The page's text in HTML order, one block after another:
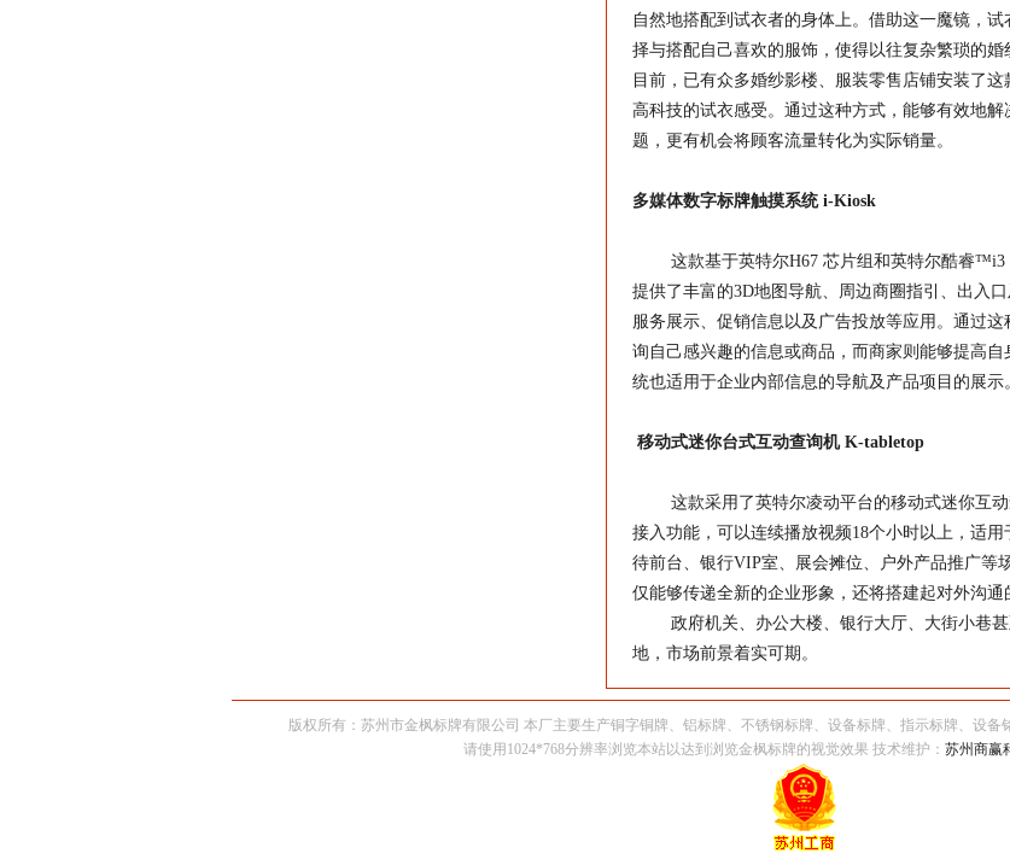
自然地搭配到试衣者的身体上。借助这一魔镜，
择与搭配自己喜欢的服饰，使得以往复杂繁琐的婚
目前，已有众多婚纱影楼、服装零售店铺安装了
高科技的试衣感受。通过这种方式，能够有效地
题，更有机会将顾客流量转化为实际销量。
多媒体数字标牌触摸系统 i-Kiosk
这款基于英特尔H67 芯片组和英特尔酷睿™i3
提供了丰富的3D地图导航、周边商圈指引、出入
服务展示、促销信息以及广告投放等应用。通过
询自己感兴趣的信息或商品，而商家则能够提高
统也适用于企业内部信息的导航及产品项目的展示
移动式迷你台式互动查询机 K-tabletop
这款采用了英特尔凌动平台的移动式迷你互
接入功能，可以连续播放视频18个小时以上，适
待前台、银行VIP室、展会摊位、户外产品推广等
仅能够传递全新的企业形象，还将搭建起对外沟通
政府机关、办公大楼、银行大厅、大街小巷甚
地，市场前景着实可期。
版权所有：苏州市金枫标牌有限公司 本厂主要生产铜字铜牌、铝标牌、不锈钢标牌、设备标牌、指示标牌、设
请使用1024*768分辨率浏览本站以达到浏览金枫标牌的视觉效果 技术维护： 苏州商赢